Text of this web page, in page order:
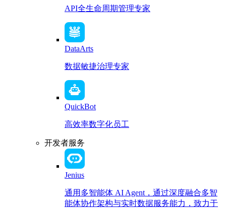
API全生命周期管理专家
DataArts
数据敏捷治理专家
QuickBot
高效率数字化员工
开发者服务
Jenius
通用多智能体 AI Agent，通过深度融合多智
能体协作架构与实时数据服务能力，致力于